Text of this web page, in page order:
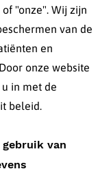
"onze". Wij zijn
van de
en
onze website
in met de
beleid.
gebruik van